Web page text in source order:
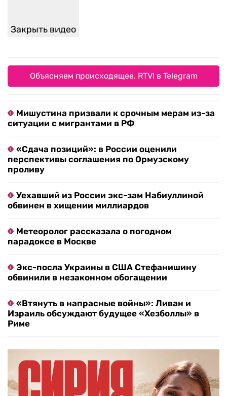
Закрыть видео
Объясняем происходящее. RTVI в Telegram
Мишустина призвали к срочным мерам из-за
ситуации с мигрантами в РФ
«Сдача позиций»: в России оценили
перспективы соглашения по Ормузскому
проливу
Уехавший из России экс-зам Набиуллиной
обвинен в хищении миллиардов
Метеоролог рассказала о погодном
парадоксе в Москве
Экс-посла Украины в США Стефанишину
обвинили в незаконном обогащении
«Втянуть в напрасные войны»: Ливан и
Израиль обсуждают будущее «Хезболлы» в
Риме